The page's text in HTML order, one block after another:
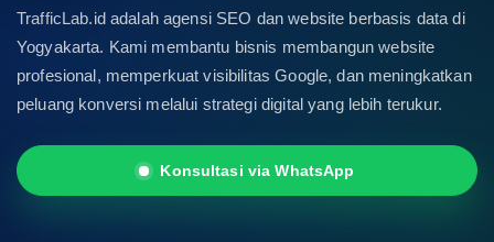
TrafficLab.id adalah agensi SEO dan website berbasis data di
Yogyakarta. Kami membantu bisnis membangun website
profesional, memperkuat visibilitas Google, dan meningkatkan
peluang konversi melalui strategi digital yang lebih terukur.
Konsultasi via WhatsApp